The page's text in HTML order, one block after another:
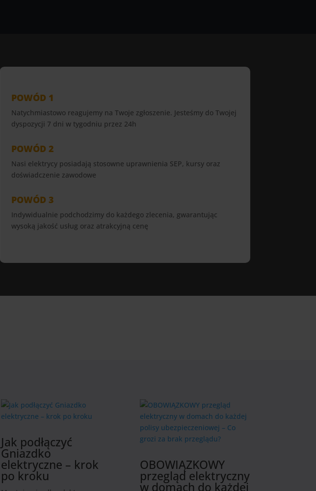
POWÓD 1
Natychmiastowo reagujemy na Twoje zgłoszenie. Jesteśmy do Twojej
dyspozycji 7 dni w tygodniu przez 24h
POWÓD 2
Nasi elektrycy posiadają stosowne uprawnienia SEP, kursy oraz
doświadczenie zawodowe
POWÓD 3
Indywidualnie podchodzimy do każdego zlecenia, gwarantując
wysoką jakość usług oraz atrakcyjną cenę
Jak podłączyć
Gniazdko
elektryczne – krok
po kroku
OBOWIĄZKOWY
przegląd elektryczny
w domach do każdej